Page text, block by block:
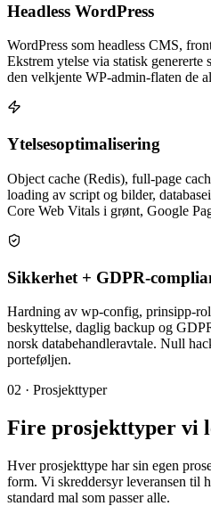
Headless WordPress
WordPress som headless CMS,
Ekstrem ytelse via statisk genererte
den velkjente WP-admin-flaten de
Ytelses­optimalisering
Object cache (Redis), full-page
loading av script og bilder,
Core Web Vitals i grønt, Google
Sikkerhet + GDPR-
Hardning av wp-config, prinsipp-
beskyttelse, daglig backup og
norsk databehandler­avtale. Null
porteføljen.
02 · Prosjekttyper
Fire prosjekttyper vi
Hver prosjekttype har sin egen
form. Vi skreddersyr leveransen til
standard mal som passer alle.